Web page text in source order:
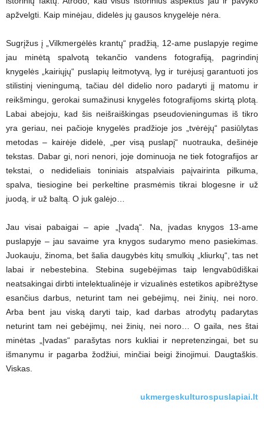
apžvelgti. Kaip minėjau, didelės jų gausos knygelėje nėra.
Sugrįžus į „Vilkmergėlės krantų“ pradžią, 12-ame puslapyje regime
jau minėtą spalvotą tekančio vandens fotografiją, pagrindinį
knygelės „kairiųjų“ puslapių leitmotyvą, lyg ir turėjusį garantuoti jos
stilistinį vieningumą, tačiau dėl didelio noro padaryti jį matomu ir
reikšmingu, gerokai sumažinusi knygelės fotografijoms skirtą plotą.
Labai abejoju, kad šis neišraiškingas pseudovieningumas iš tikro
yra geriau, nei pačioje knygelės pradžioje jos „tvėrėjų“ pasiūlytas
metodas – kairėje didelė, „per visą puslapį“ nuotrauka, dešinėje
tekstas. Dabar gi, nori nenori, joje dominuoja ne tiek fotografijos ar
tekstai, o nedideliais toniniais atspalviais paįvairinta pilkuma,
spalva, tiesiogine bei perkeltine prasmėmis tikrai blogesne ir už
juodą, ir už baltą. O juk galėjo…
Jau visai pabaigai – apie „Įvadą“. Na, įvadas knygos 13-ame
puslapyje – jau savaime yra knygos sudarymo meno pasiekimas.
Juokauju, žinoma, bet šalia daugybės kitų smulkių „kliurkų“, tas net
labai ir nebestebina. Stebina sugebėjimas taip lengvabūdiškai
neatsakingai dirbti intelektualinėje ir vizualinės estetikos apibrėžtyse
esančius darbus, neturint tam nei gebėjimų, nei žinių, nei noro.
Arba bent jau viską daryti taip, kad darbas atrodytų padarytas
neturint tam nei gebėjimų, nei žinių, nei noro… O gaila, nes štai
minėtas „Įvadas“ parašytas nors kukliai ir nepretenzingai, bet su
išmanymu ir pagarba žodžiui, minčiai beigi žinojimui. Daugtaškis.
Viskas.
ukmergeskulturospuslapiai.lt